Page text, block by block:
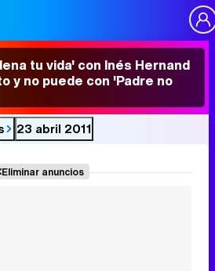
tu vida' con Inés Hernand
y no puede con 'Padre no
23 abril 2011
Eliminar anuncios